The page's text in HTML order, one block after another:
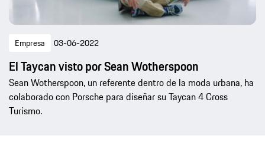
Empresa 03-06-2022
El Taycan visto por Sean Wotherspoon
Sean Wotherspoon, un referente dentro de la moda urbana, ha
colaborado con Porsche para diseñar su Taycan 4 Cross
Turismo.